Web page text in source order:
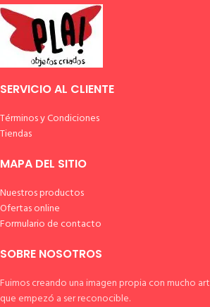
SERVICIO AL CLIENTE
Términos y Condiciones
Tiendas
MAPA DEL SITIO
Nuestros productos
Ofertas online
Formulario de contacto
SOBRE NOSOTROS
Fuimos creando una imagen propia con mucho
que empezó a ser reconocible.